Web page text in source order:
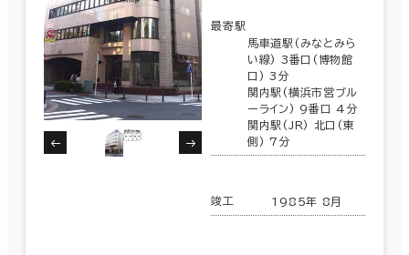
最寄駅
馬車道駅(みなとみら
い線) 3番口(博物館
口) 3分
関内駅(横浜市営ブル
ーライン) 9番口 4分
関内駅(JR) 北口(東
側) 7分
竣工 1985年 8月